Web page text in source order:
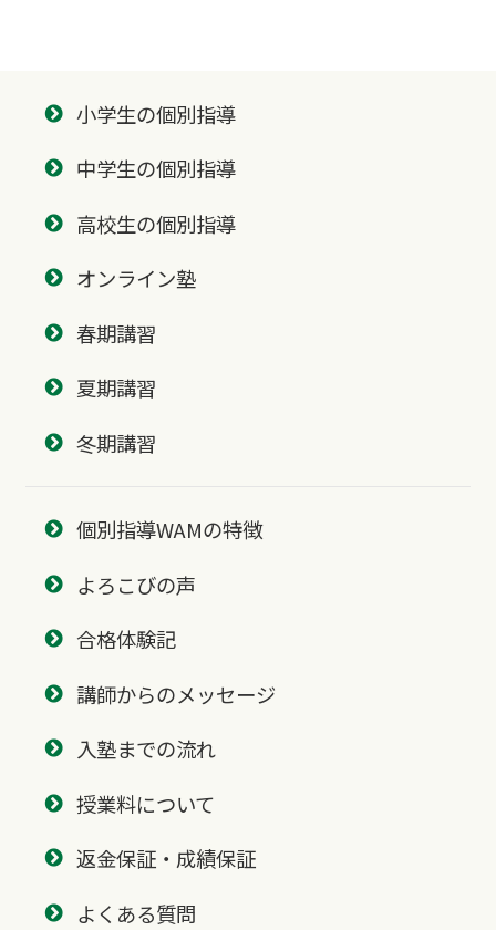
小学生の個別指導
中学生の個別指導
高校生の個別指導
オンライン塾
春期講習
夏期講習
冬期講習
個別指導WAMの特徴
よろこびの声
合格体験記
講師からのメッセージ
入塾までの流れ
授業料について
返金保証・成績保証
よくある質問